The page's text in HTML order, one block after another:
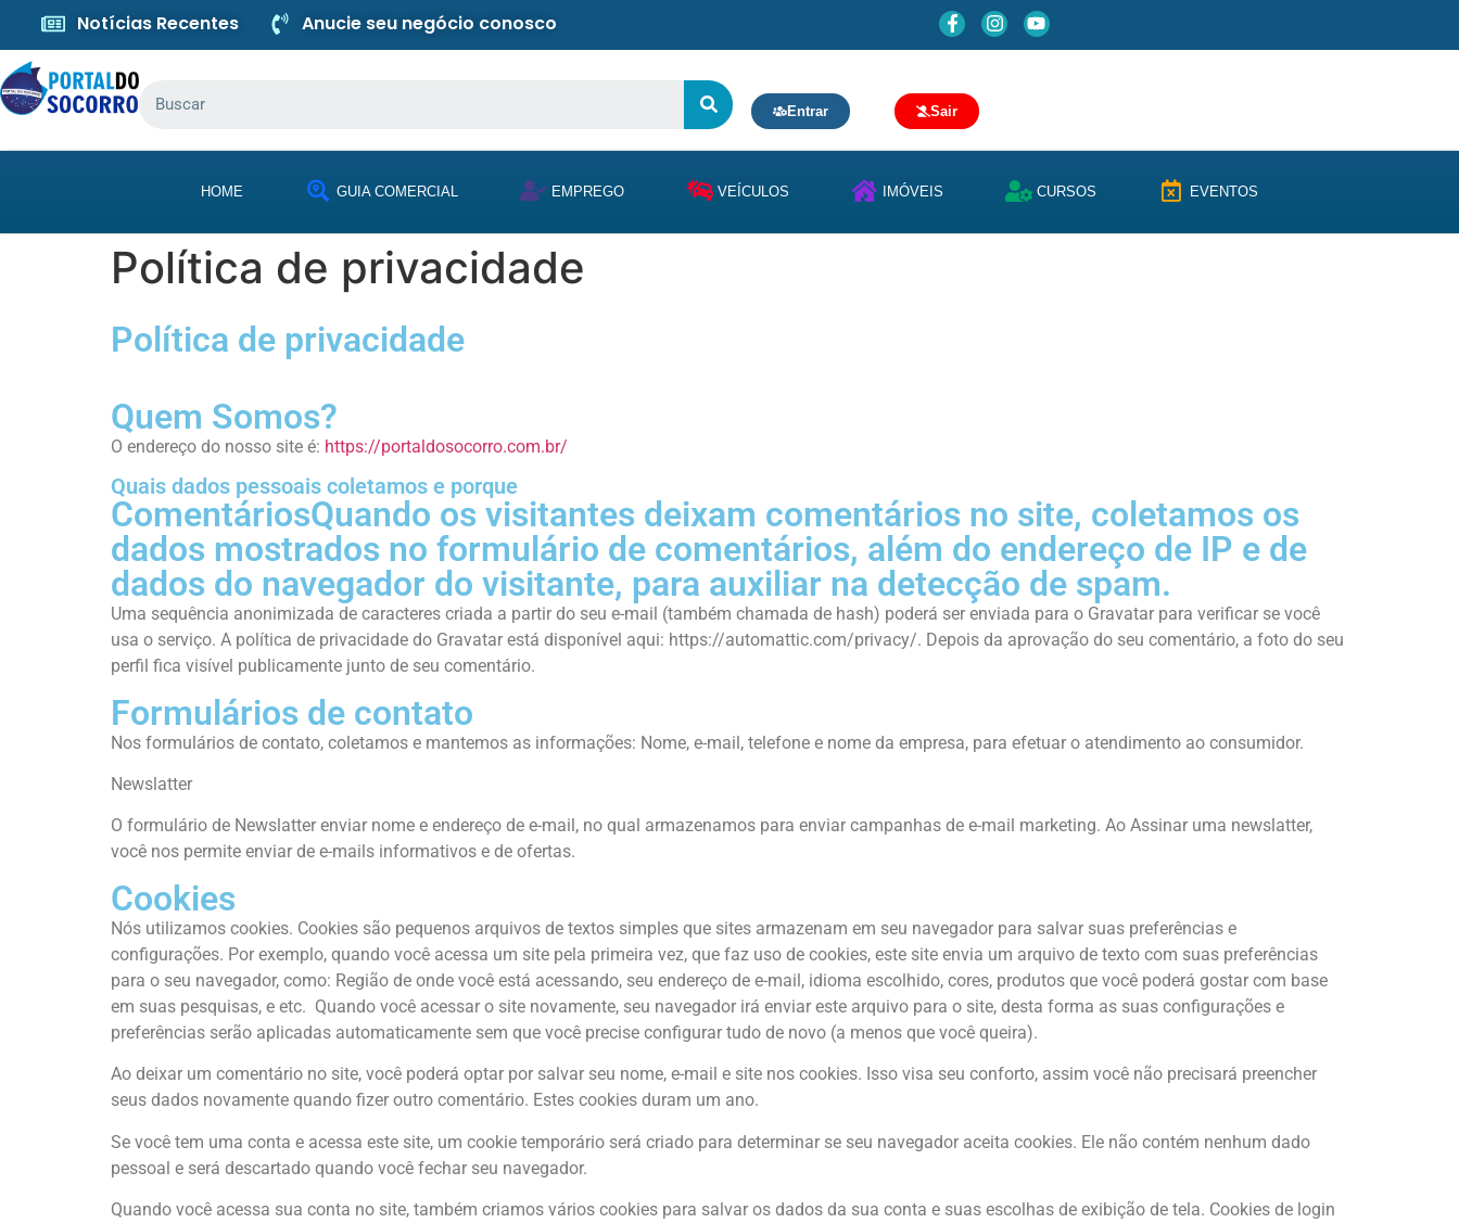
Notícias Recentes Anucie seu negócio conosco
Entrar Sair
HOME GUIA COMERCIAL EMPREGO VEÍCULOS IMÓVEIS CURSOS EVENTOS
Política de privacidade
Política de privacidade
Quem Somos?
O endereço do nosso site é: https://portaldosocorro.com.br/
Quais dados pessoais coletamos e porque
ComentáriosQuando os visitantes deixam comentários no site, coletamos os
dados mostrados no formulário de comentários, além do endereço de IP e de
dados do navegador do visitante, para auxiliar na detecção de spam.
Uma sequência anonimizada de caracteres criada a partir do seu e-mail (também chamada de hash) poderá ser enviada para o Gravatar para verificar se você
usa o serviço. A política de privacidade do Gravatar está disponível aqui: https://automattic.com/privacy/. Depois da aprovação do seu comentário, a foto do seu
perfil fica visível publicamente junto de seu comentário.
Formulários de contato
Nos formulários de contato, coletamos e mantemos as informações: Nome, e-mail, telefone e nome da empresa, para efetuar o atendimento ao consumidor.
Newslatter
O formulário de Newslatter enviar nome e endereço de e-mail, no qual armazenamos para enviar campanhas de e-mail marketing. Ao Assinar uma newslatter,
você nos permite enviar de e-mails informativos e de ofertas.
Cookies
Nós utilizamos cookies. Cookies são pequenos arquivos de textos simples que sites armazenam em seu navegador para salvar suas preferências e
configurações. Por exemplo, quando você acessa um site pela primeira vez, que faz uso de cookies, este site envia um arquivo de texto com suas preferências
para o seu navegador, como: Região de onde você está acessando, seu endereço de e-mail, idioma escolhido, cores, produtos que você poderá gostar com base
em suas pesquisas, e etc. Quando você acessar o site novamente, seu navegador irá enviar este arquivo para o site, desta forma as suas configurações e
preferências serão aplicadas automaticamente sem que você precise configurar tudo de novo (a menos que você queira).
Ao deixar um comentário no site, você poderá optar por salvar seu nome, e-mail e site nos cookies. Isso visa seu conforto, assim você não precisará preencher
seus dados novamente quando fizer outro comentário. Estes cookies duram um ano.
Se você tem uma conta e acessa este site, um cookie temporário será criado para determinar se seu navegador aceita cookies. Ele não contém nenhum dado
pessoal e será descartado quando você fechar seu navegador.
Quando você acessa sua conta no site, também criamos vários cookies para salvar os dados da sua conta e suas escolhas de exibição de tela. Cookies de login